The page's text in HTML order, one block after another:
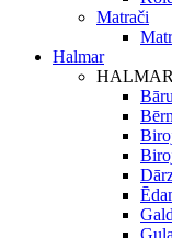
Matrači
Halmar
HALMAR